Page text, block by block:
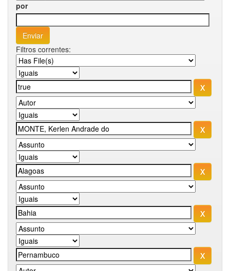
por
Filtros correntes: